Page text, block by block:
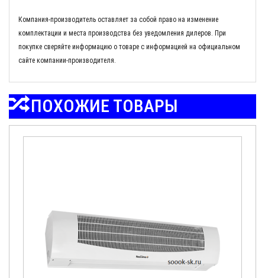
Компания-производитель оставляет за собой право на изменение
комплектации и места производства без уведомления дилеров. При
покупке сверяйте информацию о товаре с информацией на официальном
сайте компании-производителя.
ПОХОЖИЕ ТОВАРЫ